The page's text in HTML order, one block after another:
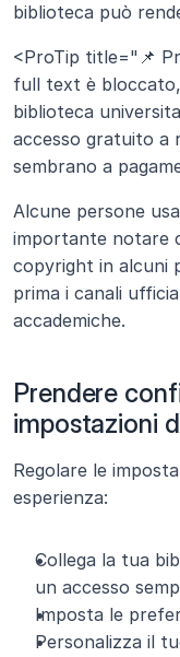
biblioteca può
<ProTip title="📌
full text è
biblioteca
accesso gratuito a
sembrano a
Alcune persone
importante notare
copyright in alcuni
prima i canali
accademiche.
Prendere
impostazioni
Regolare le
esperienza:
Collega la tua
un accesso
Imposta le
Personalizza il